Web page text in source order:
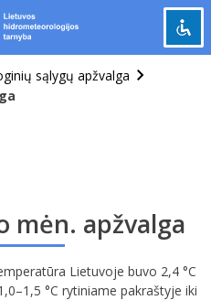
sąlygų apžvalga
mėn. apžvalga
Lietuvoje buvo 2,4 °C
°C rytiniame pakraštyje iki